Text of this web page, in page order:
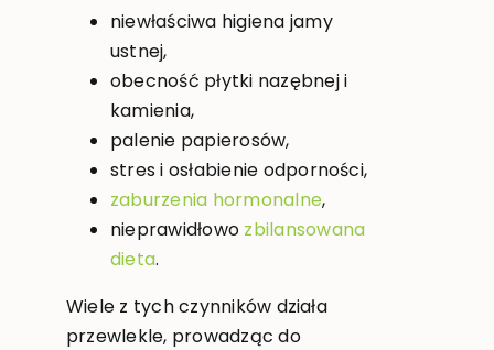
niewłaściwa higiena jamy
ustnej,
obecność płytki nazębnej i
kamienia,
palenie papierosów,
stres i osłabienie odporności,
zaburzenia hormonalne,
nieprawidłowo zbilansowana
dieta.
Wiele z tych czynników działa
przewlekle, prowadząc do